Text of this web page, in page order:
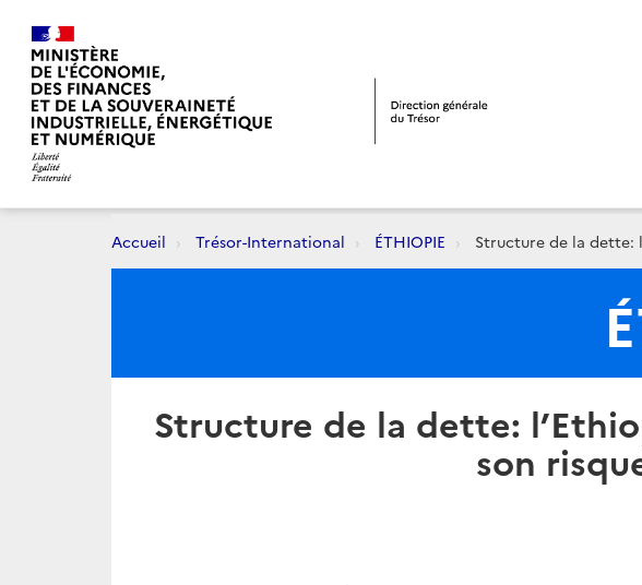
Accueil Trésor-International ÉTHIOPIE Structure de la dette:
Structure de la dette:
son